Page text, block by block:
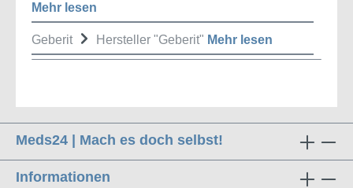
Mehr lesen
Geberit Hersteller "Geberit" Mehr lesen
Meds24 | Mach es doch selbst!
Informationen